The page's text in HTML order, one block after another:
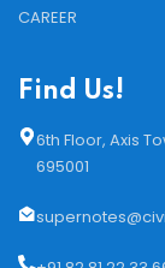
CAREER
Find Us!
6th Floor, Axis
695001